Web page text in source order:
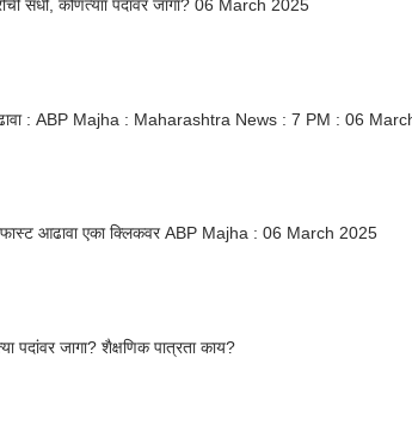
संधी, कोणत्याा पदांवर जागा? 06 March 2025
| टॉप 50 बातम्यांचा सुपरफास्ट आढावा एका क्लिकवर ABP Majha : 06 March 2025
जागा? शैक्षणिक पात्रता काय?